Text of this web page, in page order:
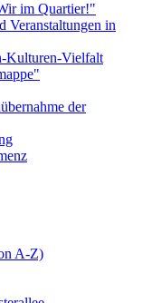
im Quartier!"
Veranstaltungen in
Kulturen-Vielfalt
der
A-Z)